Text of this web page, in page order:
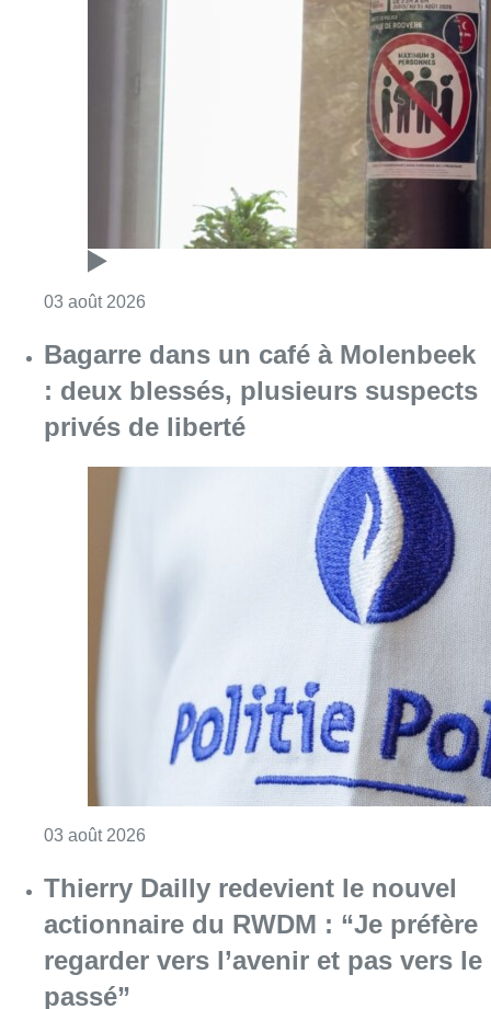
Consulter l'article "Molenbeek : des
Bagarre dans un café à Molenbeek
: deux blessés, plusieurs suspects
privés de liberté
03 août 2026 Consulter l'article "Bagarre dans un café à
Thierry Dailly redevient le nouvel
actionnaire du RWDM : “Je préfère
regarder vers l’avenir et pas vers le